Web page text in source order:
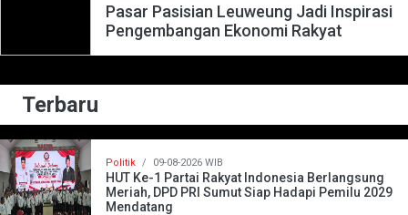
Pasar Pasisian Leuweung Jadi Inspirasi
Pengembangan Ekonomi Rakyat
Terbaru
Politik / 09-08-2026 WIB
HUT Ke-1 Partai Rakyat Indonesia Berlangsung
Meriah, DPD PRI Sumut Siap Hadapi Pemilu 2029
Mendatang